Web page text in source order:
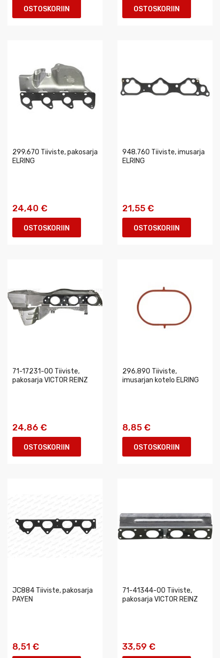
OSTOSKORIIN OSTOSKORIIN
299.670 Tiiviste, pakosarja
ELRING
24,40 €
OSTOSKORIIN
948.760 Tiiviste, imusarja
ELRING
21,55 €
OSTOSKORIIN
71-17231-00 Tiiviste,
pakosarja VICTOR REINZ
24,86 €
OSTOSKORIIN
296.890 Tiiviste,
imusarjan kotelo ELRING
8,85 €
OSTOSKORIIN
JC884 Tiiviste, pakosarja
PAYEN
8,51 €
71-41344-00 Tiiviste,
pakosarja VICTOR REINZ
33,59 €